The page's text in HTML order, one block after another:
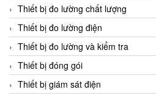
Checkline
Chino
Chiyoda Seiki
Chiyoda-Tsusho
Chongqing Huaneng
Thiết bị đo lường chất lượng
Thiết bị đo lường điện
Thiết bị đo lường và kiểm tra
Thiết bị đóng gói
Thiết bị giám sát điện